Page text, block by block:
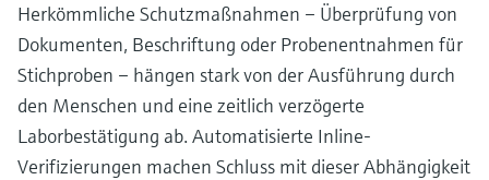
Herkömmliche Schutzmaßnahmen – Überprüfung von
Dokumenten, Beschriftung oder Probenentnahmen für
Stichproben – hängen stark von der Ausführung durch
den Menschen und eine zeitlich verzögerte
Laborbestätigung ab. Automatisierte Inline-
Verifizierungen machen Schluss mit dieser Abhängigkeit